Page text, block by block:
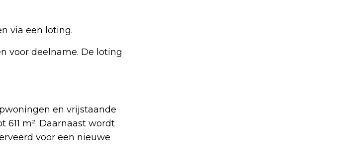
via een loting.
voor deelname. De loting
en vrijstaande
m². Daarnaast wordt
voor een nieuwe